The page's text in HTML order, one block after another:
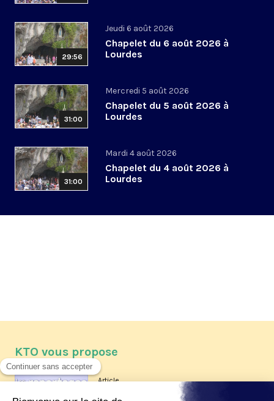
29:56
Jeudi 6 août 2026
Chapelet du 6 août 2026 à
Lourdes
31:00
Mercredi 5 août 2026
Chapelet du 5 août 2026 à
Lourdes
31:00
Mardi 4 août 2026
Chapelet du 4 août 2026 à
Lourdes
KTO vous propose
Article
Les reportages d'été 2026 de KTO